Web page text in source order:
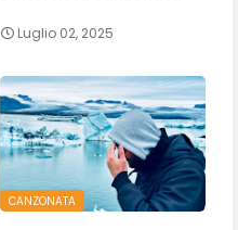
Luglio 02, 2025
CANZONATA